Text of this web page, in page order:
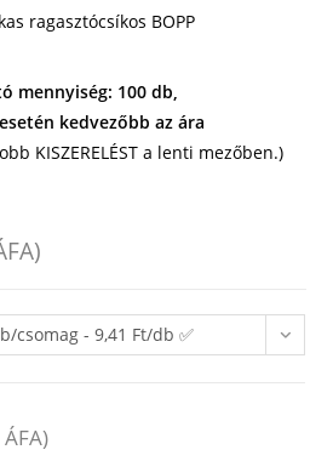
ragasztócsíkos BOPP
mennyiség: 100 db,
kedvezőbb az ára
KISZERELÉST a lenti mezőben.)
csomag - 9,41 Ft/db ✅
ÁFA)